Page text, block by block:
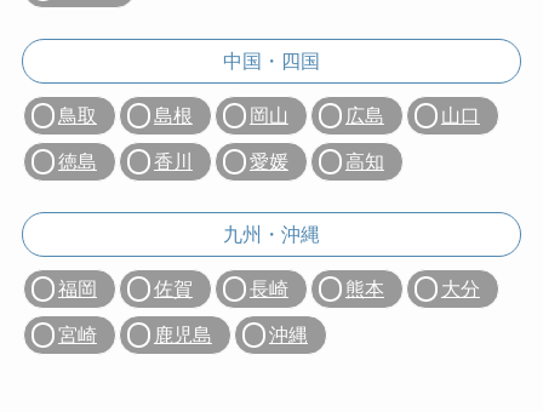
中国・四国
鳥取 島根 岡山 広島 山口
徳島 香川 愛媛 高知
九州・沖縄
福岡 佐賀 長崎 熊本 大分
宮崎 鹿児島 沖縄